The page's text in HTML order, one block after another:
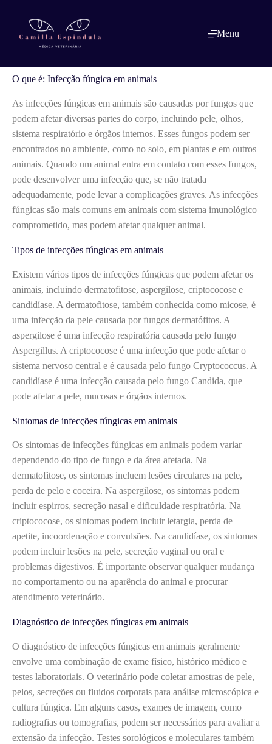
conteúdo
Menu
O que é: Infecção fúngica em animais
O que é: Infecção fúngica em animais
As infecções fúngicas em animais são causadas por fungos que
podem afetar diversas partes do corpo, incluindo pele, olhos,
sistema respiratório e órgãos internos. Esses fungos podem ser
encontrados no ambiente, como no solo, em plantas e em outros
animais. Quando um animal entra em contato com esses fungos,
pode desenvolver uma infecção que, se não tratada
adequadamente, pode levar a complicações graves. As infecções
fúngicas são mais comuns em animais com sistema imunológico
comprometido, mas podem afetar qualquer animal.
Tipos de infecções fúngicas em animais
Existem vários tipos de infecções fúngicas que podem afetar os
animais, incluindo dermatofitose, aspergilose, criptococose e
candidíase. A dermatofitose, também conhecida como micose, é
uma infecção da pele causada por fungos dermatófitos. A
aspergilose é uma infecção respiratória causada pelo fungo
Aspergillus. A criptococose é uma infecção que pode afetar o
sistema nervoso central e é causada pelo fungo Cryptococcus. A
candidíase é uma infecção causada pelo fungo Candida, que
pode afetar a pele, mucosas e órgãos internos.
Sintomas de infecções fúngicas em animais
Os sintomas de infecções fúngicas em animais podem variar
dependendo do tipo de fungo e da área afetada. Na
dermatofitose, os sintomas incluem lesões circulares na pele,
perda de pelo e coceira. Na aspergilose, os sintomas podem
incluir espirros, secreção nasal e dificuldade respiratória. Na
criptococose, os sintomas podem incluir letargia, perda de
apetite, incoordenação e convulsões. Na candidíase, os sintomas
podem incluir lesões na pele, secreção vaginal ou oral e
problemas digestivos. É importante observar qualquer mudança
no comportamento ou na aparência do animal e procurar
atendimento veterinário.
Diagnóstico de infecções fúngicas em animais
O diagnóstico de infecções fúngicas em animais geralmente
envolve uma combinação de exame físico, histórico médico e
testes laboratoriais. O veterinário pode coletar amostras de pele,
pelos, secreções ou fluidos corporais para análise microscópica e
cultura fúngica. Em alguns casos, exames de imagem, como
radiografias ou tomografias, podem ser necessários para avaliar a
extensão da infecção. Testes sorológicos e moleculares também